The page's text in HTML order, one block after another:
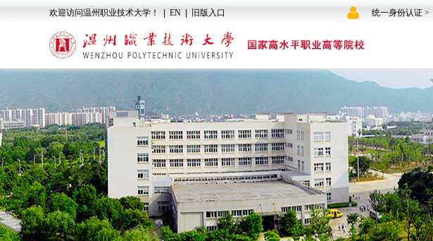
欢迎访问温州职业技术大学！ EN 旧版入口 统一身份认证 >